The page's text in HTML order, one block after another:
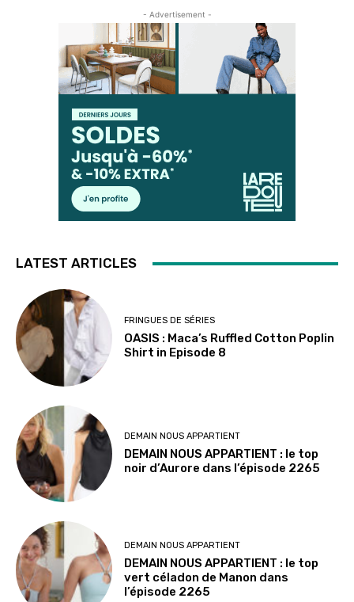
- Advertisement -
LATEST ARTICLES
FRINGUES DE SÉRIES
OASIS : Maca’s Ruffled Cotton Poplin
Shirt in Episode 8
DEMAIN NOUS APPARTIENT
DEMAIN NOUS APPARTIENT : le top
noir d’Aurore dans l’épisode 2265
DEMAIN NOUS APPARTIENT
DEMAIN NOUS APPARTIENT : le top
vert céladon de Manon dans
l’épisode 2265